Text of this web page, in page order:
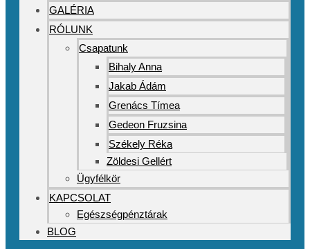
GALÉRIA
RÓLUNK
Csapatunk
Bihaly Anna
Jakab Ádám
Grenács Tímea
Gedeon Fruzsina
Székely Réka
Zöldesi Gellért
Ügyfélkör
KAPCSOLAT
Egészségpénztárak
BLOG